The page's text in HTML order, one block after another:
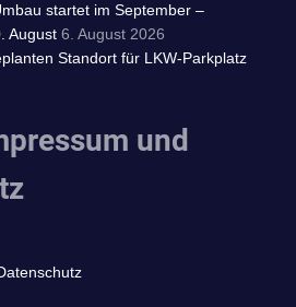
startet im September –
August 6. August 2026
Standort für LKW-Parkplatz
und